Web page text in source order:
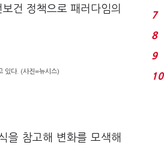
건 정책으로 패러다임의
있다. (사진=뉴시스)
을 참고해 변화를 모색해
7
8
9
10